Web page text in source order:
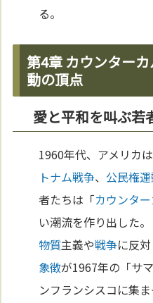
る。
第4章 カウンター
動の頂点
愛と平和を叫ぶ若
1960年代、アメリカ
トナム戦争、 公民権
者たちは「カウンタ
い潮流を作り出した。
物質主義や戦争に反対
象徴が1967年の「サ
ンフランシスコに集